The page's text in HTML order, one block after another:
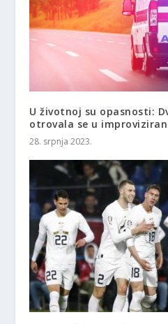
U životnoj su opasnosti:
otrovala se u
28. srpnja 2023.